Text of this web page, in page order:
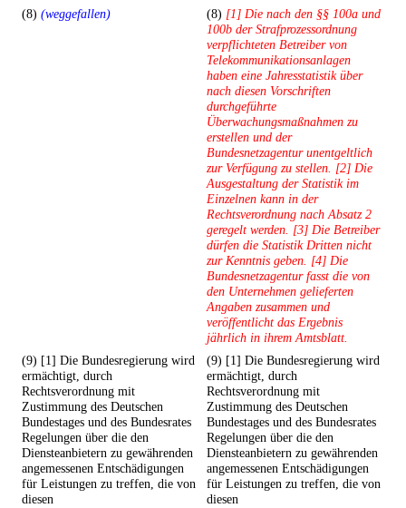
(8) (weggefallen) (8) [1] Die nach den §§ 100a und
100b der Strafprozessordnung
verpflichteten Betreiber von
Telekommunikationsanlagen
haben eine Jahresstatistik über
nach diesen Vorschriften
durchgeführte
Überwachungsmaßnahmen zu
erstellen und der
Bundesnetzagentur unentgeltlich
zur Verfügung zu stellen. [2] Die
Ausgestaltung der Statistik im
Einzelnen kann in der
Rechtsverordnung nach Absatz 2
geregelt werden. [3] Die Betreiber
dürfen die Statistik Dritten nicht
zur Kenntnis geben. [4] Die
Bundesnetzagentur fasst die von
den Unternehmen gelieferten
Angaben zusammen und
veröffentlicht das Ergebnis
jährlich in ihrem Amtsblatt.
(9) [1] Die Bundesregierung wird
ermächtigt, durch
Rechtsverordnung mit
Zustimmung des Deutschen
Bundestages und des Bundesrates
Regelungen über die den
Diensteanbietern zu gewährenden
angemessenen Entschädigungen
für Leistungen zu treffen, die von
diesen
(9) [1] Die Bundesregierung wird
ermächtigt, durch
Rechtsverordnung mit
Zustimmung des Deutschen
Bundestages und des Bundesrates
Regelungen über die den
Diensteanbietern zu gewährenden
angemessenen Entschädigungen
für Leistungen zu treffen, die von
diesen